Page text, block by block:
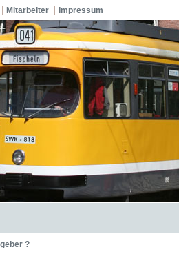
Mitarbeiter Impressum
?